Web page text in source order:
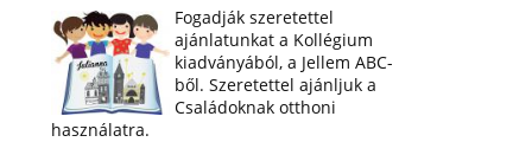
Fogadják szeretettel
ajánlatunkat a Kollégium
kiadványából, a Jellem ABC-
ből. Szeretettel ajánljuk a
Családoknak otthoni
használatra.